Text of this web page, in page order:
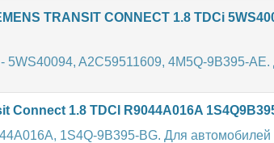
TRANSIT CONNECT 1.8 TDCi
A2C59511609, 4M5Q-9B395-
Connect 1.8 TDCI R9044A016A
1S4Q-9B395-BG. Для автомобилей